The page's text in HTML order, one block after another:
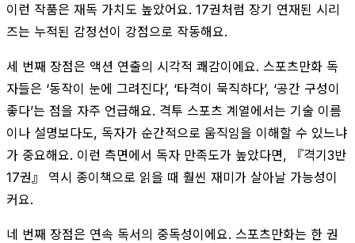
이런 작품은 재독 가치도 높았어요. 17권처럼 장기 연재된 시리
즈는 누적된 감정선이 강점으로 작동해요.
세 번째 장점은 액션 연출의 시각적 쾌감이에요. 스포츠만화 독
자들은 ‘동작이 눈에 그려진다’, ‘타격이 묵직하다’, ‘공간 구성이
좋다’는 점을 자주 언급해요. 격투 스포츠 계열에서는 기술 이름
이나 설명보다도, 독자가 순간적으로 움직임을 이해할 수 있느냐
가 중요해요. 이런 측면에서 독자 만족도가 높았다면, 『격기3반
17권』 역시 종이책으로 읽을 때 훨씬 재미가 살아날 가능성이
커요.
네 번째 장점은 연속 독서의 중독성이에요. 스포츠만화는 한 권